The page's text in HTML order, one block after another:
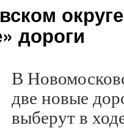
дороги
В
две новые
выберут в